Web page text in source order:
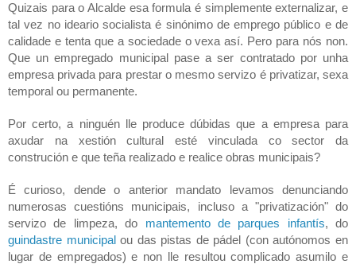
Quizais para o Alcalde esa formula é simplemente externalizar, e
tal vez no ideario socialista é sinónimo de emprego público e de
calidade e tenta que a sociedade o vexa así. Pero para nós non.
Que un empregado municipal pase a ser contratado por unha
empresa privada para prestar o mesmo servizo é privatizar, sexa
temporal ou permanente.
Por certo, a ninguén lle produce dúbidas que a empresa para
axudar na xestión cultural esté vinculada co sector da
construción e que teña realizado e realice obras municipais?
É curioso, dende o anterior mandato levamos denunciando
numerosas cuestións municipais, incluso a "privatización" do
servizo de limpeza, do mantemento de parques infantís
guindastre municipal ou das pistas de pádel (con autónomos en
lugar de empregados) e non lle resultou complicado asumilo e